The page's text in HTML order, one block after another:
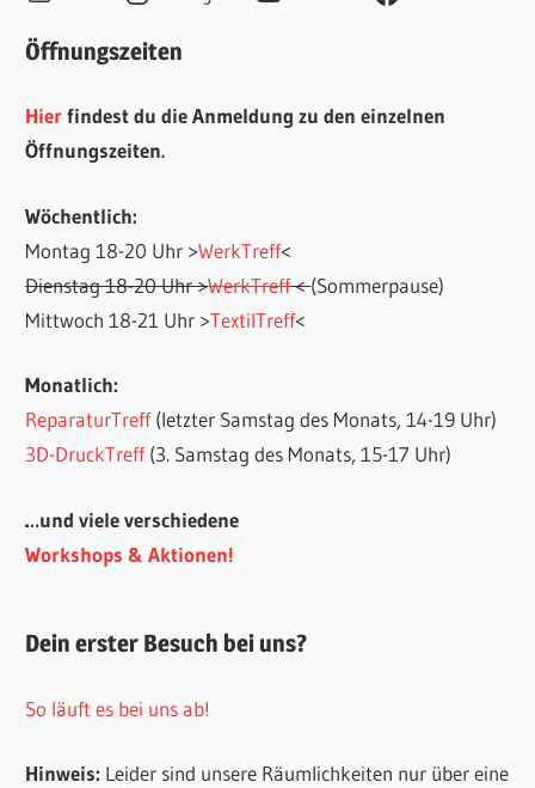
Öffnungszeiten
Hierfindest du die Anmeldung zu den einzelnen
Öffnungszeiten.
Wöchentlich:
Montag 18-20 Uhr >WerkTreff<
Dienstag 18-20 Uhr >WerkTreff<(Sommerpause)
Mittwoch 18-21 Uhr >TextilTreff<
Monatlich:
ReparaturTreff(letzter Samstag des Monats, 14-19 Uhr)
3D-DruckTreff(3. Samstag des Monats, 15-17 Uhr)
…und viele verschiedene
Workshops & Aktionen!
Dein erster Besuch bei uns?
So läuft es bei uns ab!
Hinweis: Leider sind unsere Räumlichkeiten nur über eine